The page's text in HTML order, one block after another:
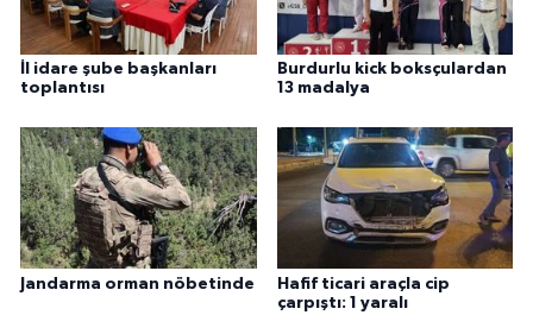
İl idare şube başkanları
toplantısı
Burdurlu kick boksçulardan
13 madalya
Jandarma orman nöbetinde
Hafif ticari araçla cip
çarpıştı: 1 yaralı